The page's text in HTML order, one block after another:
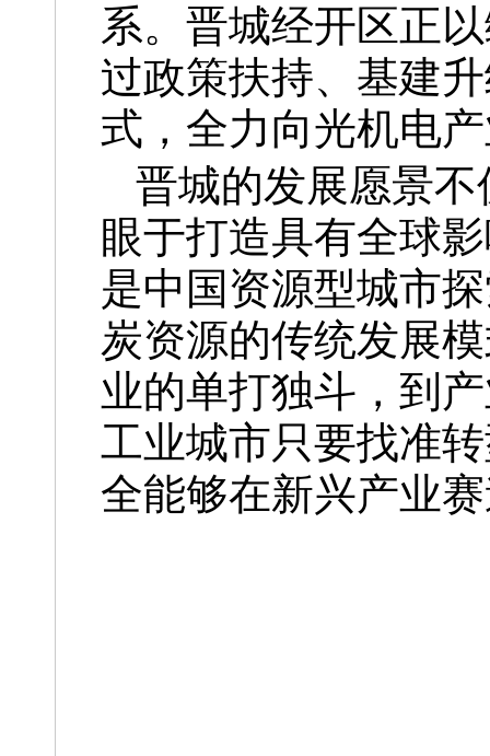
系。晋城经开区正
过政策扶持、基建
式，全力向光机电
晋城的发展愿景
眼于打造具有全球
是中国资源型城市
炭资源的传统发展
业的单打独斗，到
工业城市只要找准
全能够在新兴产业